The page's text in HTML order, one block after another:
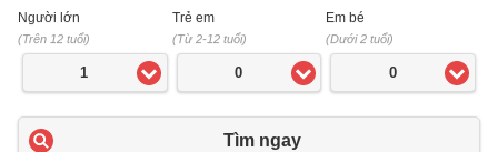
Người lớn
(Trên 12 tuổi)
1
Trẻ em
(Từ 2-12 tuổi)
0
Em bé
(Dưới 2 tuổi)
0
Tìm ngay